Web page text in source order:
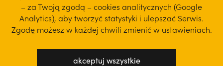
– za Twoją zgodą – cookies analitycznych (Google
Analytics), abytworzyć statystyki i ulepszać Serwis.
Zgodę możesz w każdej chwili zmienić w ustawieniach.
akceptuj wszystkie